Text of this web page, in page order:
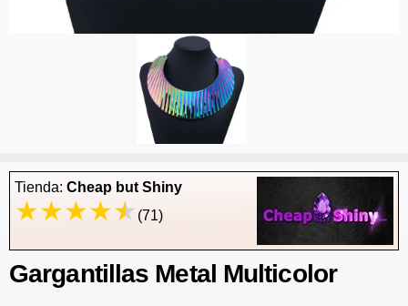
Tienda: Cheap but Shiny
(71)
Gargantillas Metal Multicolor